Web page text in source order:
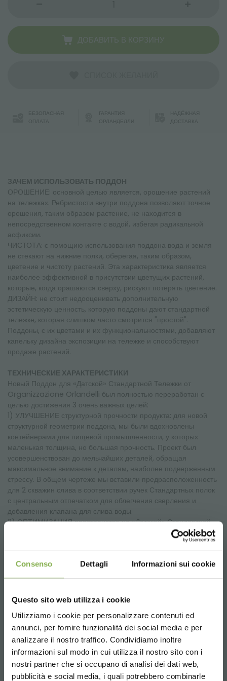
Consenso Dettagli Informazioni sui cookie
Questo sito web utilizza i cookie
Utilizziamo i cookie per personalizzare contenuti ed
annunci, per fornire funzionalità dei social media e per
analizzare il nostro traffico. Condividiamo inoltre
informazioni sul modo in cui utilizza il nostro sito con i
nostri partner che si occupano di analisi dei dati web,
pubblicità e social media, i quali potrebbero combinarle
ДОБАВИТЬ В КОРЗИНУ
БЕЗОПАСНАЯ
ОПЛАТА
ГАРАНТИЯ
ОРЛАНДЕЛЛИ
НАДЁЖНАЯ
ДОСТАВКА
ЗАЧЕМ ИСПОЛЬЗОВАТЬ ПОДДОН
ОРОШЕНИЕ: основной целью является, орошение растений
на тележках. Ребристости внутри поддона позволяют точное
орошения, таким образом растение, не находится в
непосредственном контакте с водой, избегая радикальной
асфиксии.
ЧИСТОТА: с помощию использования поддона вода и земля
не стекают на нижние полки, оберегая, таким образом,
цветение и чистоту растений. Эта характеристика является
наиболее эффективной в присутствии цветущих растений,
которые, когда орашаются сверху, рискуют потерять цветение.
ДИЗАЙН: не стоит недооценивать дополнительную
эстетическую ценность, которую поддоны дают стандартной
тележке, которая слишком часто смотрится "простой".
Поддоны, с их цветами и их функциональностями, добавляют
капельку дизайна экспозиции на тележке и способствуют
продаже растений.
ТЕХНИЧЕСКИЕ ХАРАКТЕРИСТИКИ
Новый Поддон для «Датской» Стандартной Тележки от
Organizzazione Orlandelli был полностью переработан с
целью достижения 3 очень важных целей:
1) УЛУЧШЕНИЕ структурной прочности продукта: для новой
структурной геометрии поддона, мы были вдохновлены
контейнерами для пищевой промышленности, у которых
маленькая толщина, но большая прочность. Проект был
усовершенствован до мельчайших деталей, обращая
максимальное внимание к деталям, наиболее подверженным
стрессу. В общем чертеже мы вставили предрасположенность
для 2 скважин слива в соответствии ручек Стандартных полок
с центральным отпечатком для облегчения сверления и
добавления клапана для слива воды.
2) ОПТИМИЗАЦИЯ пространства на «Датской» Стандартной
тележке: благодаря улучшению конуса мы оптимизировали
использование пространства как и на основе, так и на полке
контейнеров/ плато цветущих растений и растений для
огорода.
улучшенной системе штабелирования по сравнению с
предыдущим поддоном мы получили уменьшение общего
объема, равного 48% со значительным снижением расходов
транспортировки.
Размеры:
Д 1265 Г 555 В 45 мм
СКАЧАТЬ
ТЕХНИЧЕСКИЙ